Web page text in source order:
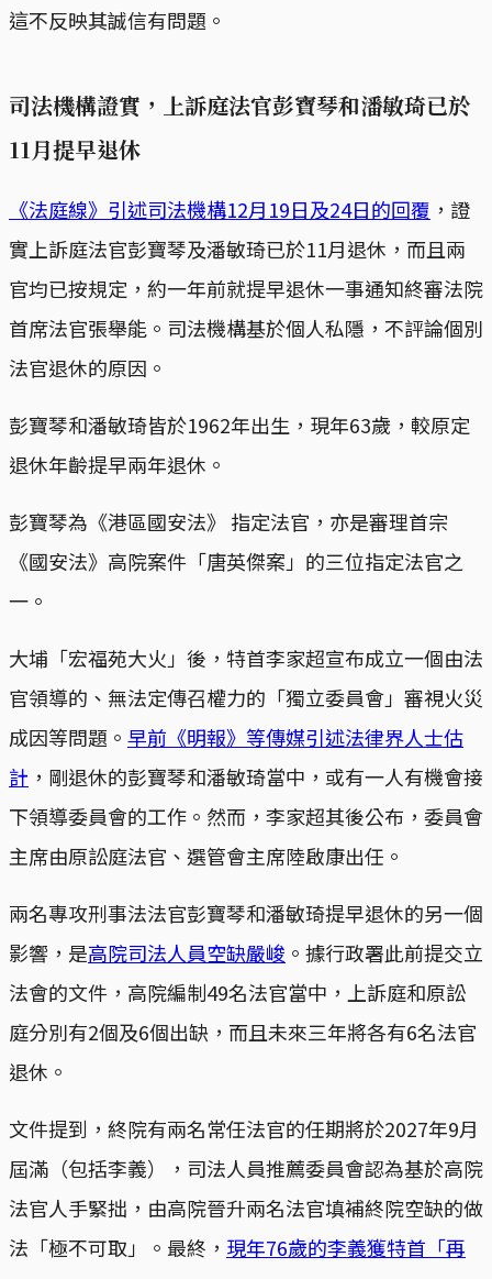
這不反映其誠信有問題。
司法機構證實，上訴庭法官彭寶琴和潘敏琦已於
11月提早退休
《法庭線》引述司法機構12月19日及24日的回覆 ，證
實上訴庭法官彭寶琴及潘敏琦已於11月退休，而且兩
官均已按規定，約一年前就提早退休一事通知終審法院
首席法官張舉能。司法機構基於個人私隱，不評論個別
法官退休的原因。
彭寶琴和潘敏琦皆於1962年出生，現年63歲，較原定
退休年齡提早兩年退休。
彭寶琴為《港區國安法》 指定法官，亦是審理首宗
《國安法》高院案件「唐英傑案」的三位指定法官之
一。
大埔「宏福苑大火」後，特首李家超宣布成立一個由法
官領導的、無法定傳召權力的「獨立委員會」審視火災
成因等問題。 早前《明報》等傳媒引述法律界人士估
計 ，剛退休的彭寶琴和潘敏琦當中，或有一人有機會接
下領導委員會的工作。然而，李家超其後公布，委員會
主席由原訟庭法官、選管會主席陸啟康出任。
兩名專攻刑事法法官彭寶琴和潘敏琦提早退休的另一個
影響，是高院司法人員空缺嚴峻 。據行政署此前提交立
法會的文件，高院編制49名法官當中，上訴庭和原訟
庭分別有2個及6個出缺，而且未來三年將各有6名法官
退休。
文件提到，終院有兩名常任法官的任期將於2027年9月
屆滿（包括李義），司法人員推薦委員會認為基於高院
法官人手緊拙，由高院晉升兩名法官填補終院空缺的做
法「極不可取」。最終， 現年76歲的李義獲特首「再